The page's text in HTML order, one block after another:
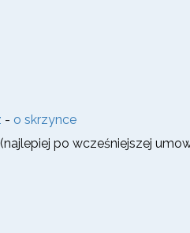
- o skrzynce
po wcześniejszej